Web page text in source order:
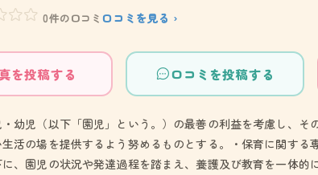
0件の口コミ 口コミを見る ›
を投稿する 口コミを投稿する
幼児（以下「園児」という。）の最善の利益を考慮し、そ
活の場を提供するよう努めるものとする。・保育に関する
、園児の状況や発達過程を踏まえ、養護及び教育を一体的